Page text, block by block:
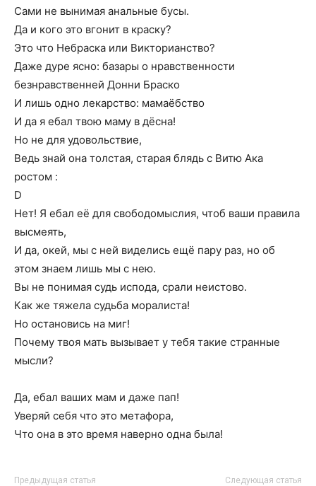
Сами не вынимая анальные бусы.
Да и кого это вгонит в краску?
Это что Небраска или Викторианство?
Даже дуре ясно: базары о нравственности
безнравственней Донни Браско
И лишь одно лекарство: мамаёбство
И да я ебал твою маму в дёсна!
Но не для удовольствие,
Ведь знай она толстая, старая блядь с Витю Ака
ростом :
D
Нет! Я ебал её для свободомыслия, чтоб ваши правила
высмеять,
И да, окей, мы с ней виделись ещё пару раз, но об
этом знаем лишь мы с нею.
Вы не понимая судь испода, срали неистово.
Как же тяжела судьба моралиста!
Но остановись на миг!
Почему твоя мать вызывает у тебя такие странные
мысли?
Да, ебал ваших мам и даже пап!
Уверяй себя что это метафора,
Что она в это время наверно одна была!
Предыдущая статья Следующая статья